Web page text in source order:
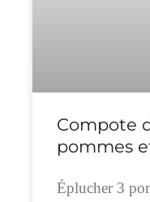
Compote
pommes
Éplucher 3